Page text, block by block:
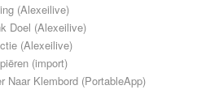
(Alexeilive)
Doel (Alexeilive)
(Alexeilive)
(import)
Naar Klembord (PortableApp)